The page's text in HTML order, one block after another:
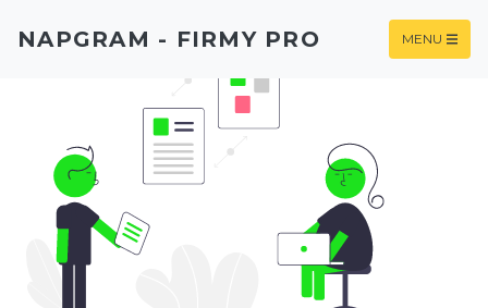
NAPGRAM - FIRMY PRO MENU